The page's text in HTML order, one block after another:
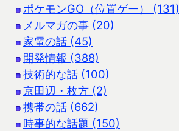
ポケモンGO（位置ゲー） (131)
メルマガの事 (20)
家電の話 (45)
開発情報 (388)
技術的な話 (100)
京田辺・枚方 (2)
携帯の話 (662)
時事的な話題 (150)